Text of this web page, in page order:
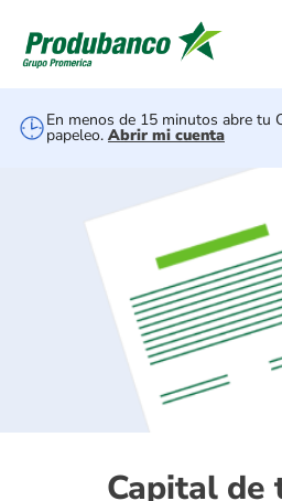
En menos de 15 minutos abre tu
papeleo. Abrir mi cuenta
Capital de